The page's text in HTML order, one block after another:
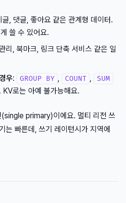
글, 댓글, 좋아요 같은 관계형 데이터.
쓸 수 있어요.
리, 북마크, 링크 단축 서비스 같은 일
우: GROUP BY COUNT SUM
로는 아예 불가능해요.
primary)이에요. 멀티 리전 쓰
는 빠른데, 쓰기 레이턴시가 지역에